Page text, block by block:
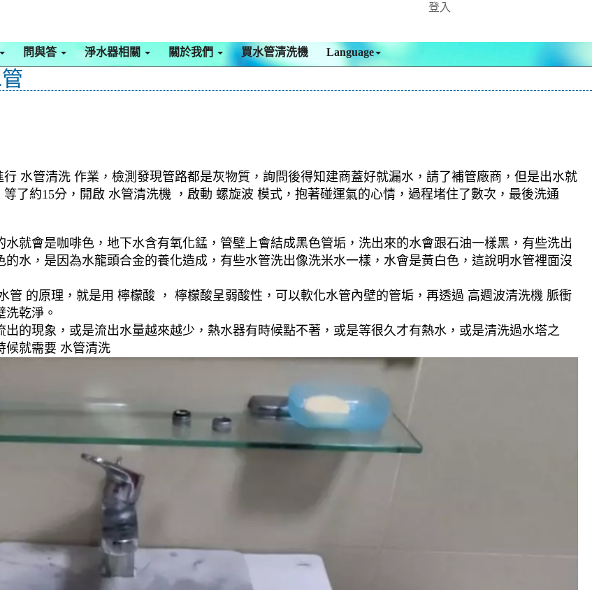
登入
問與答 淨水器相關 關於我們 買水管清洗機 Language
行 水管清洗 作業，檢測發現管路都是灰物質，詢問後得知建商蓋好就漏水，請了補管廠商，但是出水就
了約15分，開啟 水管清洗機 ，啟動 螺旋波 模式，抱著碰運氣的心情，過程堵住了數次，最後洗通
就會是咖啡色，地下水含有氧化錳，管壁上會結成黑色管垢，洗出來的水會跟石油一樣黑，有些洗出
水，是因為水龍頭合金的養化造成，有些水管洗出像洗米水一樣，水會是黃白色，這說明水管裡面沒
的原理，就是用 檸檬酸 ， 檸檬酸呈弱酸性，可以軟化水管內壁的管垢，再透過 高週波清洗機 脈衝
乾淨。
的現象，或是流出水量越來越少，熱水器有時候點不著，或是等很久才有熱水，或是清洗過水塔之
候就需要 水管清洗